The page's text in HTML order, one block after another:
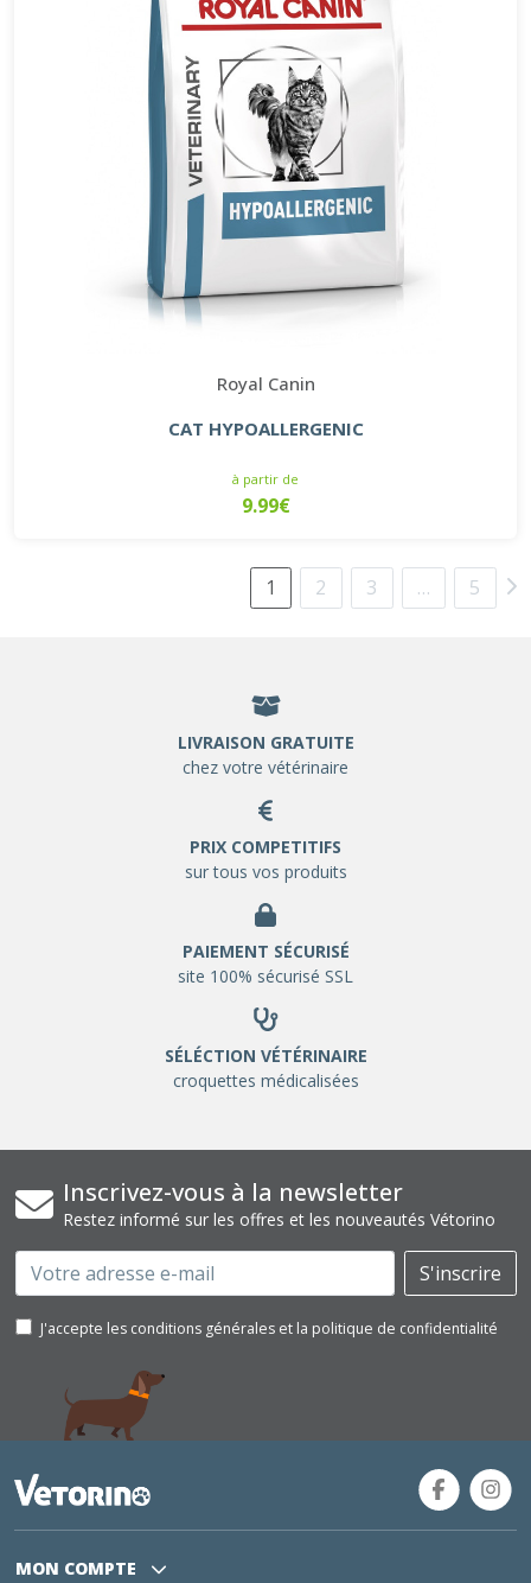
Royal Canin
CAT HYPOALLERGENIC
à partir de
9.99€
1 2 3 … 5
LIVRAISON GRATUITE
chez votre vétérinaire
PRIX COMPETITIFS
sur tous vos produits
PAIEMENT SÉCURISÉ
site 100% sécurisé SSL
SÉLÉCTION VÉTÉRINAIRE
croquettes médicalisées
Inscrivez-vous à la newsletter
Restez informé sur les offres et les nouveautés Vétorino
Email S'inscrire
J'accepte les conditions générales et la politique de confidentialité
MON COMPTE